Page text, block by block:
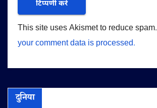
This site uses Akismet to reduce spam.
your comment data is processed.
दुनिया